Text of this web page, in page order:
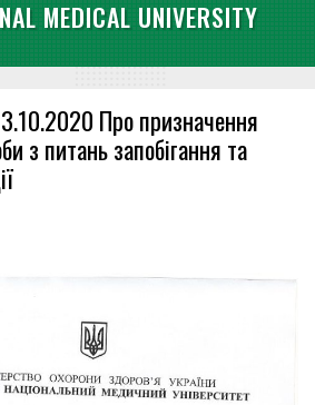
MEDICAL UNIVERSITY
Про призначення
з питань запобігання та